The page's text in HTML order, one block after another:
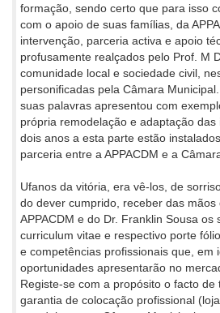
formação, sendo certo que para isso
com o apoio de suas famílias, da
intervenção, parceria activa e apoio
profusamente realçados pelo Prof. M
comunidade local e sociedade civil,
personificadas pela Câmara
suas palavras apresentou com
própria remodelação e adaptação
dois anos a esta parte estão
parceria entre a APPACDM e a
Ufanos da vitória, era vê-los, de
do dever cumprido, receber das mãos
APPACDM e do Dr. Franklin Sousa os
curriculum vitae e respectivo porte
e competências profissionais que, em
oportunidades apresentarão no
Registe-se com a propósito o facto de
garantia de colocação profissional (loja